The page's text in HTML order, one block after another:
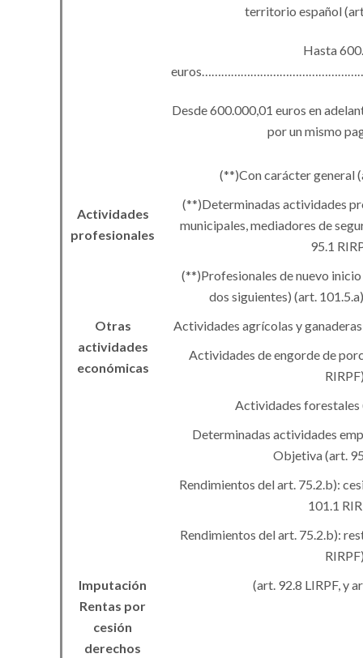
territorio español
Hasta
Desde 600.000,01 euros en
por un mismo
Actividades
profesionales
(**)Con carácter general
(**)Determinadas actividades
municipales, mediadores de
95.1
(**)Profesionales de nuevo
dos siguientes) (art.
Otras
actividades
económicas
Actividades agrícolas y
Actividades de engorde de
Actividades forestales
Determinadas actividades
Objetiva (art.
Rendimientos del art. 75.2.b):
101.1
Rendimientos del art. 75.2.b):
Imputación
Rentas por
cesión
derechos
(art. 92.8 LIRPF, y